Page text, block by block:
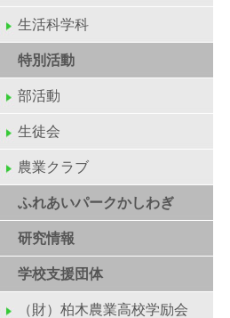
生活科学科
特別活動
部活動
生徒会
農業クラブ
ふれあいパークかしわぎ
研究情報
学校支援団体
（財）柏木農業高校学励会